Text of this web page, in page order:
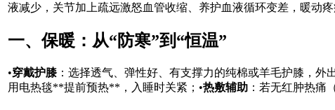
液减少，关节加上疏远激怒血管收缩、养护血液循环变差，暖动
一、保暖：从“防寒”到“恒温”
•穿戴护膝：选择透气、弹性好、有支撑力的纯棉或羊毛护膝，外
用电热毯**提前预热**，入睡时关紧；•热敷辅助 ：若无红肿热痛